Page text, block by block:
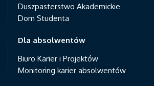
Duszpasterstwo Akademickie
Dom Studenta
Dla absolwentów
Biuro Karier i Projektów
Monitoring karier absolwentów